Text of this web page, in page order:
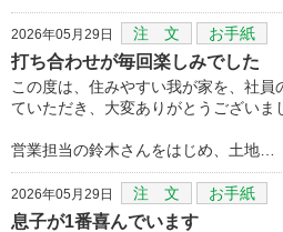
2026年05月29日 注 文 お手紙
打ち合わせが毎回楽しみでした
この度は、住みやすい我が家を、社
ていただき、大変ありがとうございま
営業担当の鈴木さんをはじめ、土地…
2026年05月29日 注 文 お手紙
息子が1番喜んでいます